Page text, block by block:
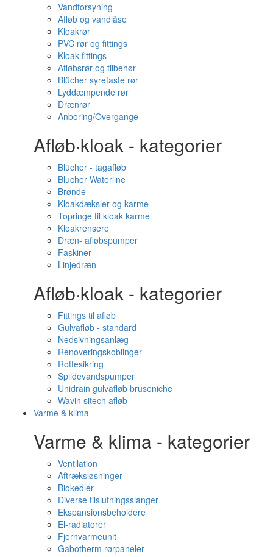
Vandforsyning
Afløb og vandlåse
Kloakrør
PVC rør og fittings
Kloak fittings
Afløbsrør og tilbehør
Blücher syrefaste rør
Lyddæmpende rør
Drænrør
Anboring/Overgange
Afløb·kloak - kategorier
Blücher - tagafløb
Blucher Waterline
Brønde
Kloakdæksler og karme
Topringe til kloak karme
Kloakrensere
Dræn- afløbspumper
Faskiner
Linjedræn
Afløb·kloak - kategorier
Fittings til afløb
Gulvafløb - standard
Nedsivningsanlæg
Renoveringskoblinger
Rottesikring
Spildevandspumper
Unidrain gulvafløb bruseniche
Wavin sitech afløb
Varme & klima
Varme & klima - kategorier
Ventilation
Aftræksløsninger
Biokedler
Diverse tilslutningsslanger
Ekspansionsbeholdere
El-radiatorer
Fjernvarmeunit
Gabotherm rørpaneler